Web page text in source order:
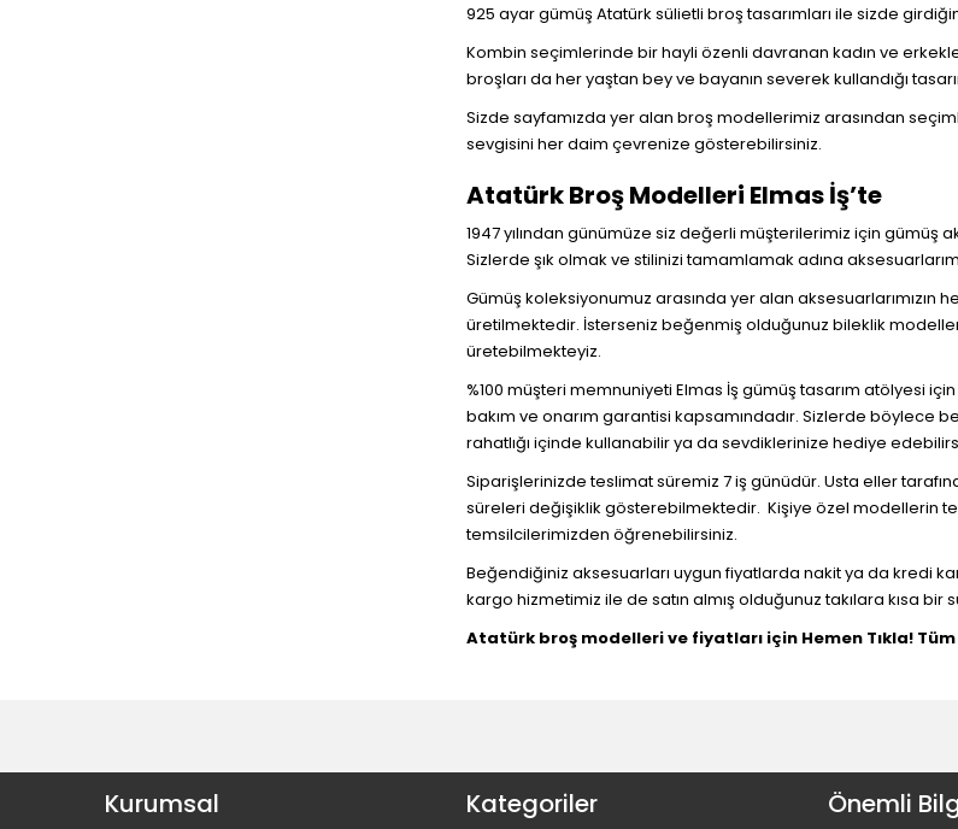
925 ayar gümüş Atatürk sülietli broş tasarımları ile sizde
Kombin seçimlerinde bir hayli özenli davranan kadın ve
broşları da her yaştan bey ve bayanın severek kullandığı
Sizde sayfamızda yer alan broş modellerimiz arasından
sevgisini her daim çevrenize gösterebilirsiniz.
Atatürk Broş Modelleri Elmas İş’te
1947 yılından günümüze siz değerli müşterilerimiz için gümüş
Sizlerde şık olmak ve stilinizi tamamlamak adına
Gümüş koleksiyonumuz arasında yer alan aksesuarlarımızın
üretilmektedir. İsterseniz beğenmiş olduğunuz bileklik
üretebilmekteyiz.
%100 müşteri memnuniyeti Elmas İş gümüş tasarım atölyesi
bakım ve onarım garantisi kapsamındadır. Sizlerde böylece
rahatlığı içinde kullanabilir ya da sevdiklerinize hediye
Siparişlerinizde teslimat süremiz 7 iş günüdür. Usta eller
süreleri değişiklik gösterebilmektedir. Kişiye özel modellerin
temsilcilerimizden öğrenebilirsiniz.
Beğendiğiniz aksesuarları uygun fiyatlarda nakit ya da kredi
kargo hizmetimiz ile de satın almış olduğunuz takılara kısa bir
Atatürk broş modelleri ve fiyatları için Hemen Tıkla!
Kurumsal Kategoriler Önemli